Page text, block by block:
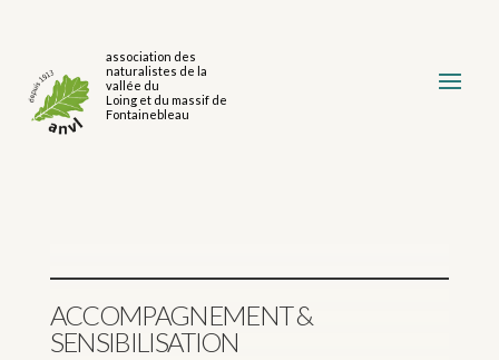
association des
naturalistes de la
vallée du
Loing et du massif de
Fontainebleau
ACCOMPAGNEMENT &
SENSIBILISATION